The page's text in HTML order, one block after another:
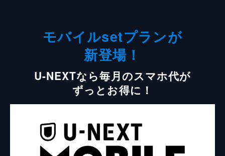
モバイルsetプランが
新登場！
U-NEXTなら毎月のスマホ代が
ずっとお得に！